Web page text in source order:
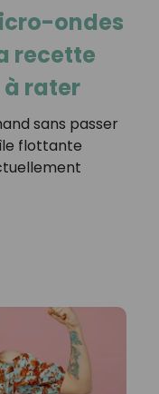
ondes
recette
à rater
sans passer
flottante